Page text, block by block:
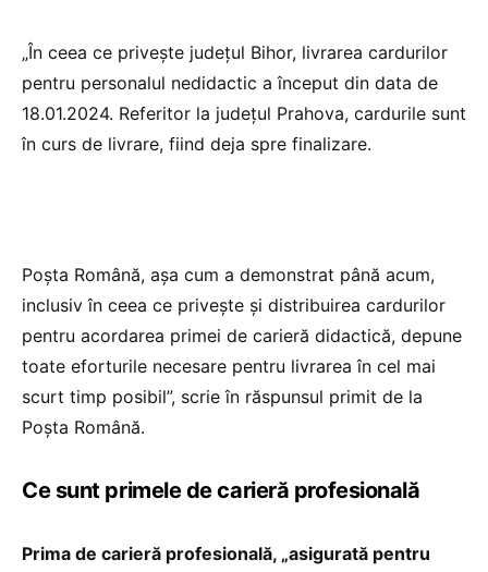
„În ceea ce privește județul Bihor, livrarea cardurilor
pentru personalul nedidactic a început din data de
18.01.2024. Referitor la județul Prahova, cardurile sunt
în curs de livrare, fiind deja spre finalizare.
Poşta Română, așa cum a demonstrat până acum,
inclusiv în ceea ce privește și distribuirea cardurilor
pentru acordarea primei de carieră didactică, depune
toate eforturile necesare pentru livrarea în cel mai
scurt timp posibil”, scrie în răspunsul primit de la
Poșta Română.
Ce sunt primele de carieră profesională
Prima de carieră profesională, „asigurată pentru